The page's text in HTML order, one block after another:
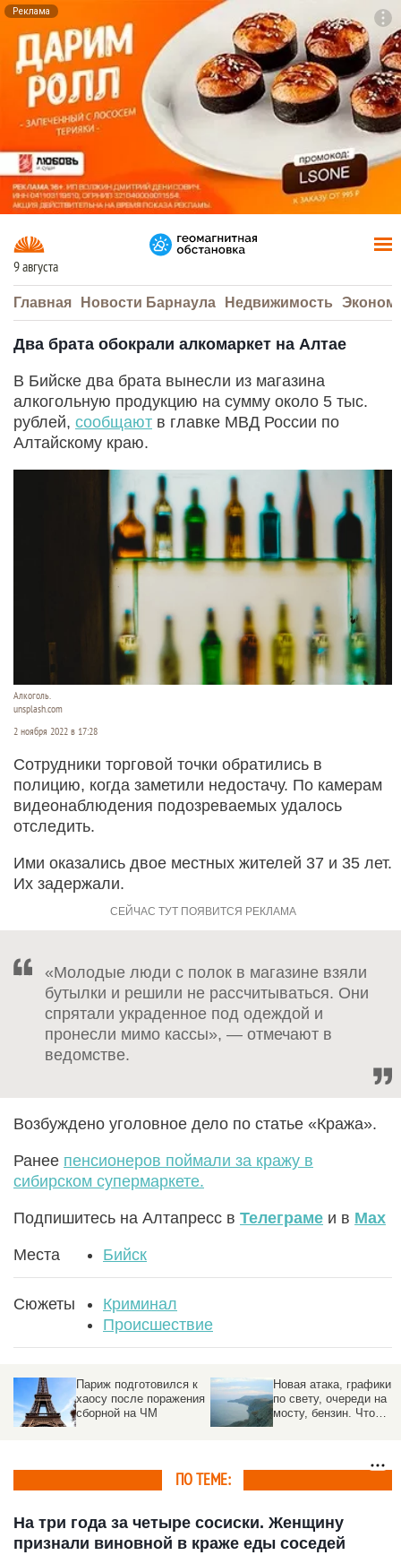
Реклама
9 августа
Главная Новости Барнаула Недвижимость
Два брата обокрали алкомаркет на Алтае
В Бийске два брата вынесли из магазина
алкогольную продукцию на сумму около 5 тыс.
рублей, сообщают в главке МВД России по
Алтайскому краю.
Алкоголь.
unsplash.com
2 ноября 2022 в 17:28
Сотрудники торговой точки обратились в
полицию, когда заметили недостачу. По камерам
видеонаблюдения подозреваемых удалось
отследить.
Ими оказались двое местных жителей 37 и 35 лет.
Их задержали.
«Молодые люди с полок в магазине взяли
бутылки и решили не рассчитываться. Они
спрятали украденное под одеждой и
пронесли мимо кассы», — отмечают в
ведомстве.
Возбуждено уголовное дело по статье «Кража».
Ранее пенсионеров поймали за кражу в
сибирском супермаркете.
Подпишитесь на Алтапресс в Телеграме и в Max
Места Бийск
Сюжеты
Криминал
Происшествие
Новая атака, графики
по свету, очереди на
мосту, бензин. Что
Спецслужбы
предотвратили удар по
стратегическому
ПО ТЕМЕ:
На три года за четыре сосиски. Женщину
признали виновной в краже еды соседей